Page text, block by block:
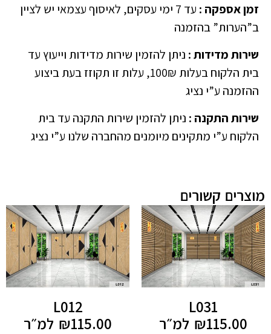
זמן אספקה :
עד 7 ימי עסקים, לאיסוף עצמאי יש לציין
ב”הערות” בהזמנה
שירות מדידות: ניתן להזמין שירות מדידות וייעוץ עד
בית הלקוח בעלות 100₪, עלות זו תקוזז בעת ביצוע
ההזמנה ע”י נציג
שירות התקנה : ניתן להזמין שירות התקנה עד בית
הלקוח ע”י מתקינים מיומנים מהחברה שלנו ע”י נציג
מוצרים קשורים
L031
₪115.00 למ״ר
L012
₪115.00 למ״ר